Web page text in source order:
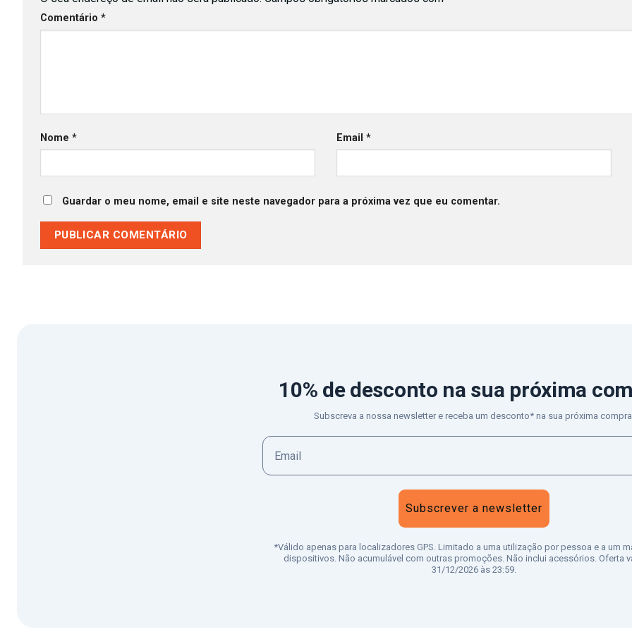
Comentário *
Nome * Email *
Guardar o meu nome, email e site neste navegador para a próxima vez que eu comentar.
10% de desconto na sua próxima
Subscreva a nossa newsletter e receba um desconto* na sua próxima
Subscrever a newsletter
*Válido apenas para localizadores GPS. Limitado a uma utilização por pessoa e a um
dispositivos. Não acumulável com outras promoções. Não inclui acessórios. Oferta
31/12/2026 às 23:59.